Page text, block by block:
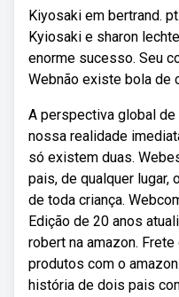
Kiyosaki em bertrand.
Kyiosaki e sharon
enorme sucesso. Seu
Webnão existe bola de
A perspectiva global
nossa realidade
só existem duas.
pais, de qualquer
de toda criança.
Edição de 20 anos
robert na amazon.
produtos com o
história de dois pais